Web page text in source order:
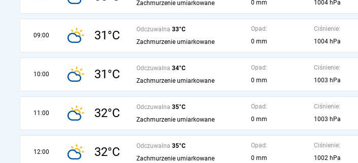
Zachmurzenie umiarkowane
0 mm
1004 hPa
09:00 31°C Odczuwalna 33°C
Zachmurzenie umiarkowane
Opad:
0 mm
Ciśnienie:
1004 hPa
10:00 31°C Odczuwalna 34°C
Zachmurzenie umiarkowane
Opad:
0 mm
Ciśnienie:
1003 hPa
11:00 32°C Odczuwalna 35°C
Zachmurzenie umiarkowane
Opad:
0 mm
Ciśnienie:
1003 hPa
12:00 32°C Odczuwalna 35°C
Zachmurzenie umiarkowane
Opad:
0 mm
Ciśnienie:
1002 hPa